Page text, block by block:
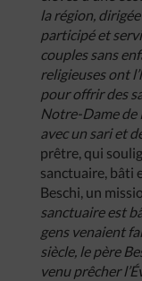
la région,
participé et
couples sans
religieuses ont
pour offrir des
Notre-Dame de
avec un sari et
prêtre, qui
sanctuaire, bâti
Beschi, un
sanctuaire est
gens venaient
siècle, le père
venu prêcher